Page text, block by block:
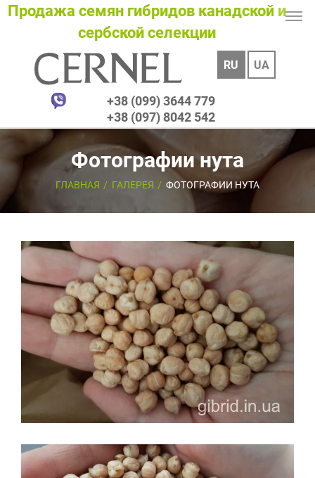
Продажа семян гибридов канадской и
сербской селекции
RU UA
+38 (099) 3644 779
+38 (097) 8042 542
Фотографии нута
ГЛАВНАЯ ГАЛЕРЕЯ ФОТОГРАФИИ НУТА